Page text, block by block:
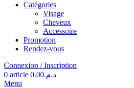
Catégories
Visage
Cheveux
Accessoire
Promotion
Rendez-vous
Connexion / Inscription
0 article د.م.0.00
Menu